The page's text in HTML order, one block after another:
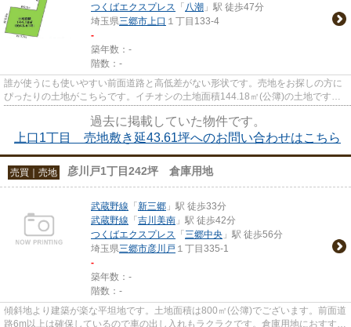
つくばエクスプレス 「 八潮 」駅 徒歩47分
埼玉県三郷市上口 １丁目133-4
-
築年数：-
階数：-
誰が使うにも使いやすい前面道路と高低差がない形状です。売地をお探しの方に
ぴったりの土地がこちらです。イチオシの土地面積144.18㎡(公簿)の土地です。
過去に掲載していた物件です。
上口1丁目 売地敷き延43.61坪へのお問い合わせはこちら
売買｜売地 彦川戸1丁目242坪 倉庫用地
武蔵野線 「 新三郷 」駅 徒歩33分
武蔵野線 「 吉川美南 」駅 徒歩42分
つくばエクスプレス 「 三郷中央 」駅 徒歩56分
埼玉県三郷市彦川戸 １丁目335-1
-
築年数：-
階数：-
傾斜地より建築が楽な平坦地です。土地面積は800㎡(公簿)でございます。前面道
路6m以上は確保しているので車の出し入れもラクラクです。倉庫用地におすすめ